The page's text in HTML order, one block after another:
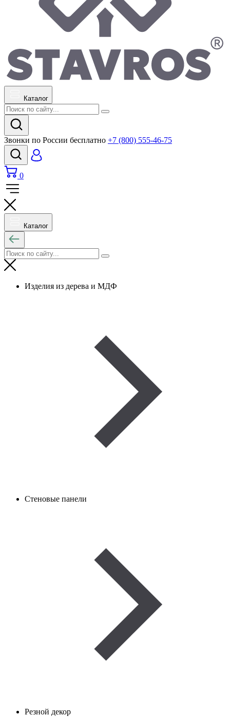
Каталог
Звонки по России бесплатно +7 (800) 555-46-75
0
Каталог
Изделия из дерева и МДФ
Стеновые панели
Резной декор